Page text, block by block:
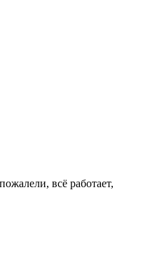
всё работает,